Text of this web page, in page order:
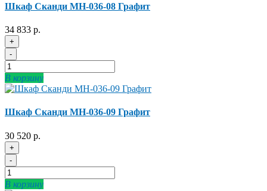
Шкаф Сканди МН-036-08 Графит
34 833 р.
+
-
В корзину
Шкаф Сканди МН-036-09 Графит
30 520 р.
+
-
В корзину